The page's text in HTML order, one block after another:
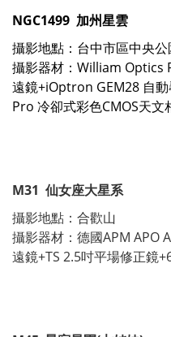
NGC1499 加州星雲
攝影地點：台中市區中央公
攝影器材：William Optics
遠鏡+iOptron GEM28 自
Pro 冷卻式彩色CMOS天文
M31 仙女座大星系
攝影地點：合歡山
攝影器材：德國APM APO
遠鏡+TS 2.5吋平場修正鏡